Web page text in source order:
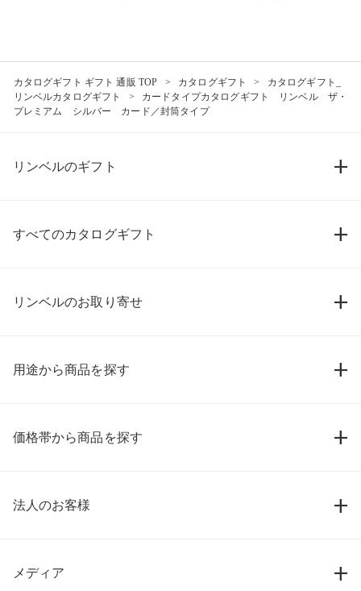
カタログギフト ギフト 通販 TOP カタログギフト
カタログギフト_
リンベルカタログギフト
カードタイプカタログギフト リンベル ザ・
プレミアム シルバー カード／封筒タイプ
リンベルのギフト
すべてのカタログギフト
リンベルのお取り寄せ
用途から商品を探す
価格帯から商品を探す
法人のお客様
メディア